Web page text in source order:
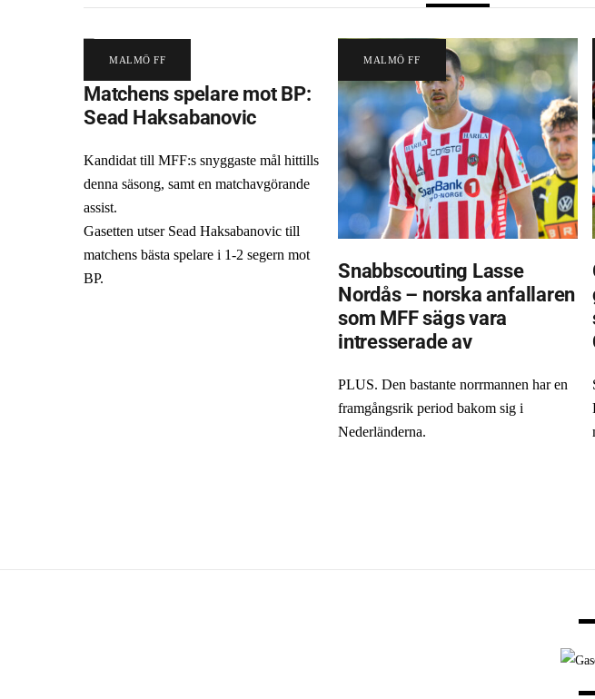
MALMÖ FF
Matchens spelare mot BP:
Sead Haksabanovic
Kandidat till MFF:s snyggaste mål hittills
denna säsong, samt en matchavgörande
assist.
Gasetten utser Sead Haksabanovic till
matchens bästa spelare i 1-2 segern mot
BP.
MALMÖ FF
Snabbscouting Lasse
Nordås – norska anfallaren
som MFF sägs vara
intresserade av
PLUS. Den bastante norrmannen har en
framgångsrik period bakom sig i
Nederländerna.